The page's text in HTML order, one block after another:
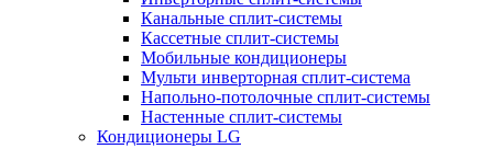
Канальные сплит-системы
Кассетные сплит-системы
Мобильные кондиционеры
Мульти инверторная сплит-система
Напольно-потолочные сплит-системы
Настенные сплит-системы
Кондиционеры LG